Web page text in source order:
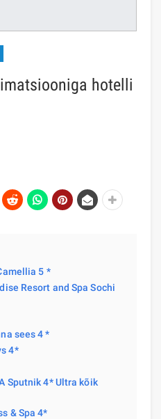
hotelli
5 *
Resort and Spa Sochi
sees 4 *
4*
Sputnik 4* Ultra kõik
& Spa 4*